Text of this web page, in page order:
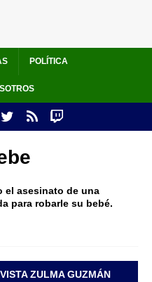
POLÍTICA
el asesinato de una
para robarle su bebé.
ZULMA GUZMÁN